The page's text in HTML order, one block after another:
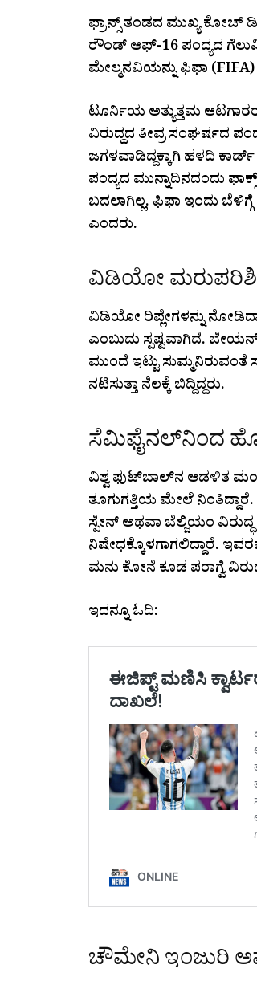
ಫ್ರಾನ್ಸ್ ತಂಡದ ಮುಖ್ಯ ಕೋಚ್
ರೌಂಡ್ ಆಫ್-16 ಪಂದ್ಯದ
ಮೇಲ್ಮನವಿಯನ್ನು ಫಿಫಾ
ಟೂರ್ನಿಯ ಅತ್ಯುತ್ತಮ
ವಿರುದ್ಧದ ತೀವ್ರ ಸಂಘರ್ಷದ
ಜಗಳವಾಡಿದ್ದಕ್ಕಾಗಿ ಹಳದಿ
ಪಂದ್ಯದ ಮುನ್ನಾದಿನದಂದು
ಬದಲಾಗಿಲ್ಲ. ಫಿಫಾ ಇಂದು
ಎಂದರು.
ವಿಡಿಯೋ
ವಿಡಿಯೋ ರಿಪ್ಲೇಗಳನ್ನು
ಎಂಬುದು ಸ್ಪಷ್ಟವಾಗಿದೆ.
ಮುಂದೆ ಇಟ್ಟು ಸುಮ್ಮನಿರುವಂತೆ
ನಟಿಸುತ್ತಾ ನೆಲಕ್ಕೆ ಬಿದ್ದಿದ್ದರು.
ಸೆಮಿಫೈನಲ್‌ನಿಂದ
ವಿಶ್ವ ಫುಟ್‌ಬಾಲ್‌ನ ಆಡಳಿತ
ತೂಗುಗತ್ತಿಯ ಮೇಲೆ
ಸ್ಪೇನ್ ಅಥವಾ ಬೆಲ್ಜಿಯಂ
ನಿಷೇಧಕ್ಕೊಳಗಾಗಲಿದ್ದಾರೆ.
ಮನು ಕೋನೆ ಕೂಡ ಪರಾಗ್ವೆ
ಇದನ್ನೂ ಓದಿ:
ಚೌಮೇನಿ ಇಂಜುರಿ